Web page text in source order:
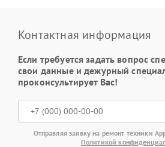
Контактная информация
Если требуется задать вопрос
свои данные и дежурный
проконсультирует Вас!
Отправляя заявку на ремонт техники
Политикой